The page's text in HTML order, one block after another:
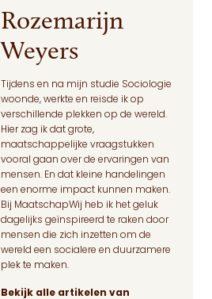
Rozemarijn
Weyers
Tijdens en na mijn studie Sociologie
woonde, werkte en reisde ik op
verschillende plekken op de wereld.
Hier zag ik dat grote,
maatschappelijke vraagstukken
vooral gaan over de ervaringen van
mensen. En dat kleine handelingen
een enorme impact kunnen maken.
Bij MaatschapWij heb ik het geluk
dagelijks geïnspireerd te raken door
mensen die zich inzetten om de
wereld een socialere en duurzamere
plek te maken.
Bekijk alle artikelen van